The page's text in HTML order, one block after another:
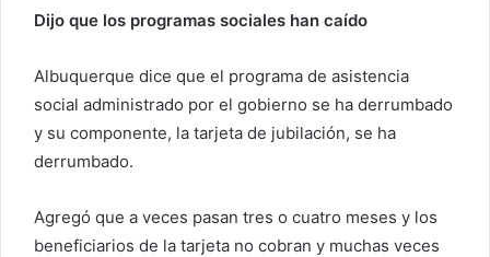
Dijo que los programas sociales han caído
Albuquerque dice que el programa de asistencia
social administrado por el gobierno se ha derrumbado
y su componente, la tarjeta de jubilación, se ha
derrumbado.
Agregó que a veces pasan tres o cuatro meses y los
beneficiarios de la tarjeta no cobran y muchas veces